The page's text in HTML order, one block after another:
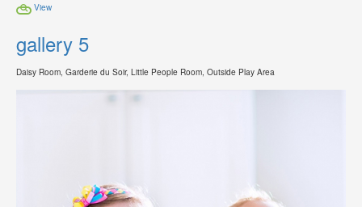
View
gallery 5
Daisy Room, Garderie du Soir, Little People Room, Outside Play Area